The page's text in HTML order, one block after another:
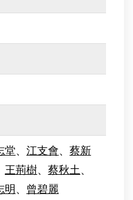
堂、 江支會、 蔡新
王荊樹、 蔡秋土、
明 、 曾碧麗